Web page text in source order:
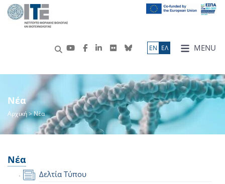
MENU
ΕN ΕΛ
Νέα
Αρχική> Νέα
Νέα
Δελτία Τύπου